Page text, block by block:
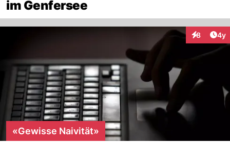
im Genfersee
8 4y
«Gewisse Naivität»